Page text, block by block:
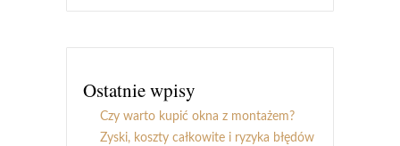
Ostatnie wpisy
Czy warto kupić okna z montażem?
Zyski, koszty całkowite i ryzyka błędów